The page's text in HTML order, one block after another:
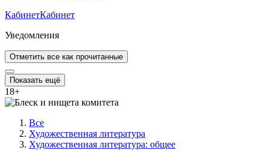
КабинетКабинет
Уведомления
Отметить все как прочитанные
Показать ещё
18+
Все
Художественная литература
Художественная литература: общее